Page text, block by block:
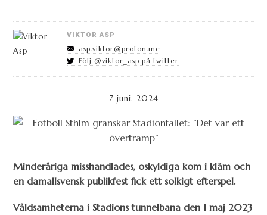
VIKTOR ASP
asp.viktor@proton.me
Följ @viktor_asp på twitter
7 juni, 2024
Minderåriga misshandlades, oskyldiga kom i kläm och
en damallsvensk publikfest fick ett solkigt efterspel.
Våldsamheterna i Stadions tunnelbana den 1 maj 2023